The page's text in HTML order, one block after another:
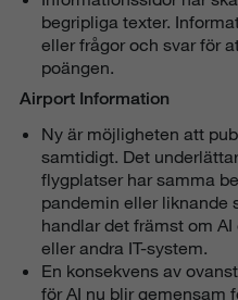
begripliga texter.
eller frågor och svar för
poängen.
Airport Information
Ny är möjligheten att
samtidigt. Det
flygplatser har samma
pandemin eller liknande
handlar det främst om
eller andra IT-system.
En konsekvens av
för AI nu blir gemensam